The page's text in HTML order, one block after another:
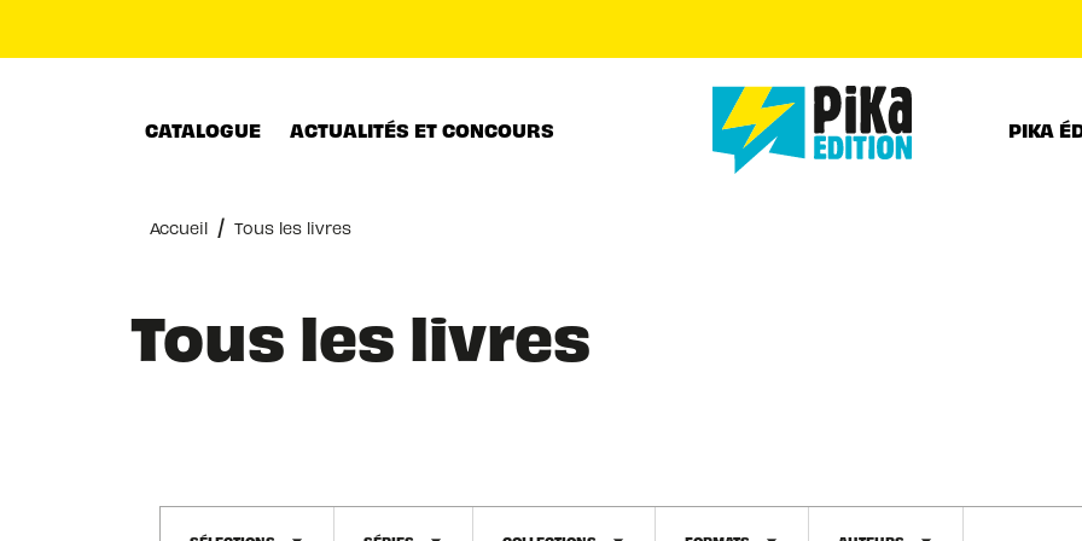
CATALOGUE ACTUALITÉS ET CONCOURS PIKA
Accueil / Tous les livres
Tous les livres